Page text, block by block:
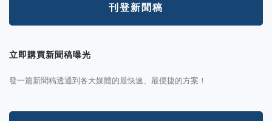
刊登新聞稿
立即購買新聞稿曝光
發一篇新聞稿透通到各大媒體的最快速、最便捷的方案！